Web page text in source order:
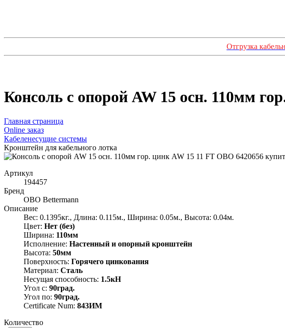
Отгрузка
Консоль с опорой AW 15 осн. 110мм
Главная страница
Оnline заказ
Кабеленесущие системы
Кронштейн для кабельного лотка
Артикул
194457
Бренд
OBO Bettermann
Описание
Вес: 0.1395кг., Длина: 0.115м., Ширина: 0.05м., Высота: 0.04м.
Цвет: Нет (без)
Ширина: 110мм
Исполнение: Настенный и опорный кронштейн
Высота: 50мм
Поверхность: Горячего цинкования
Материал: Сталь
Несущая способность: 1.5кН
Угол с: 90град.
Угол по: 90град.
Certificate Num: 843ИМ
Количество